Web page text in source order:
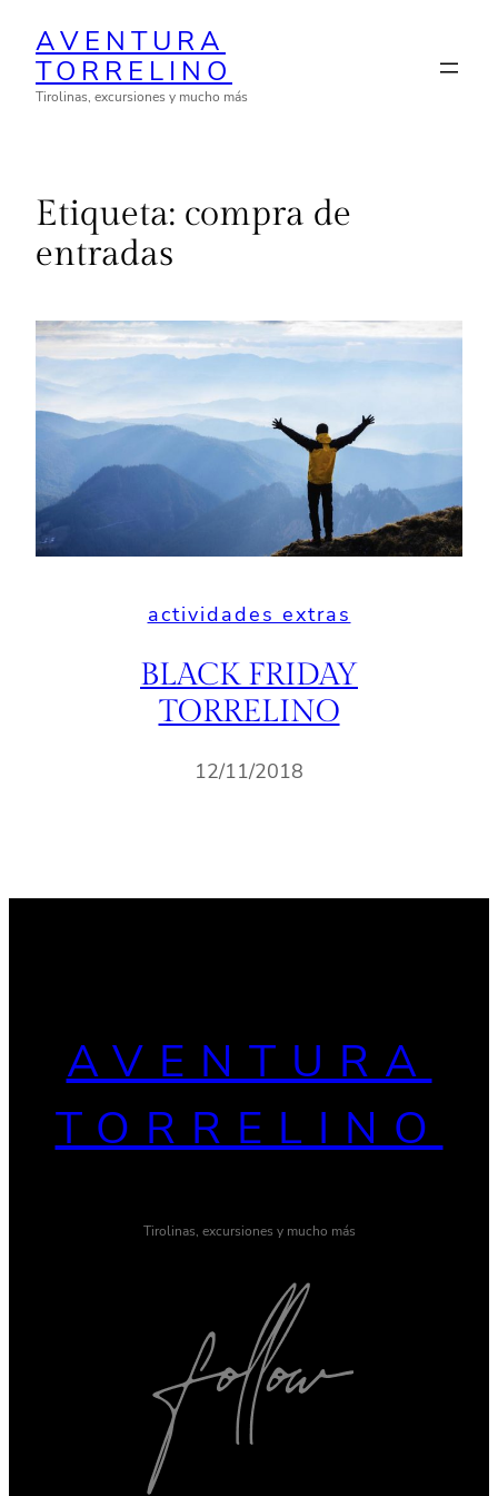
contenido
AVENTURA
TORRELINO
Tirolinas, excursiones y mucho más
Etiqueta: compra de
entradas
actividades extras
BLACK FRIDAY
TORRELINO
12/11/2018
AVENTURA
TORRELINO
Tirolinas, excursiones y mucho más